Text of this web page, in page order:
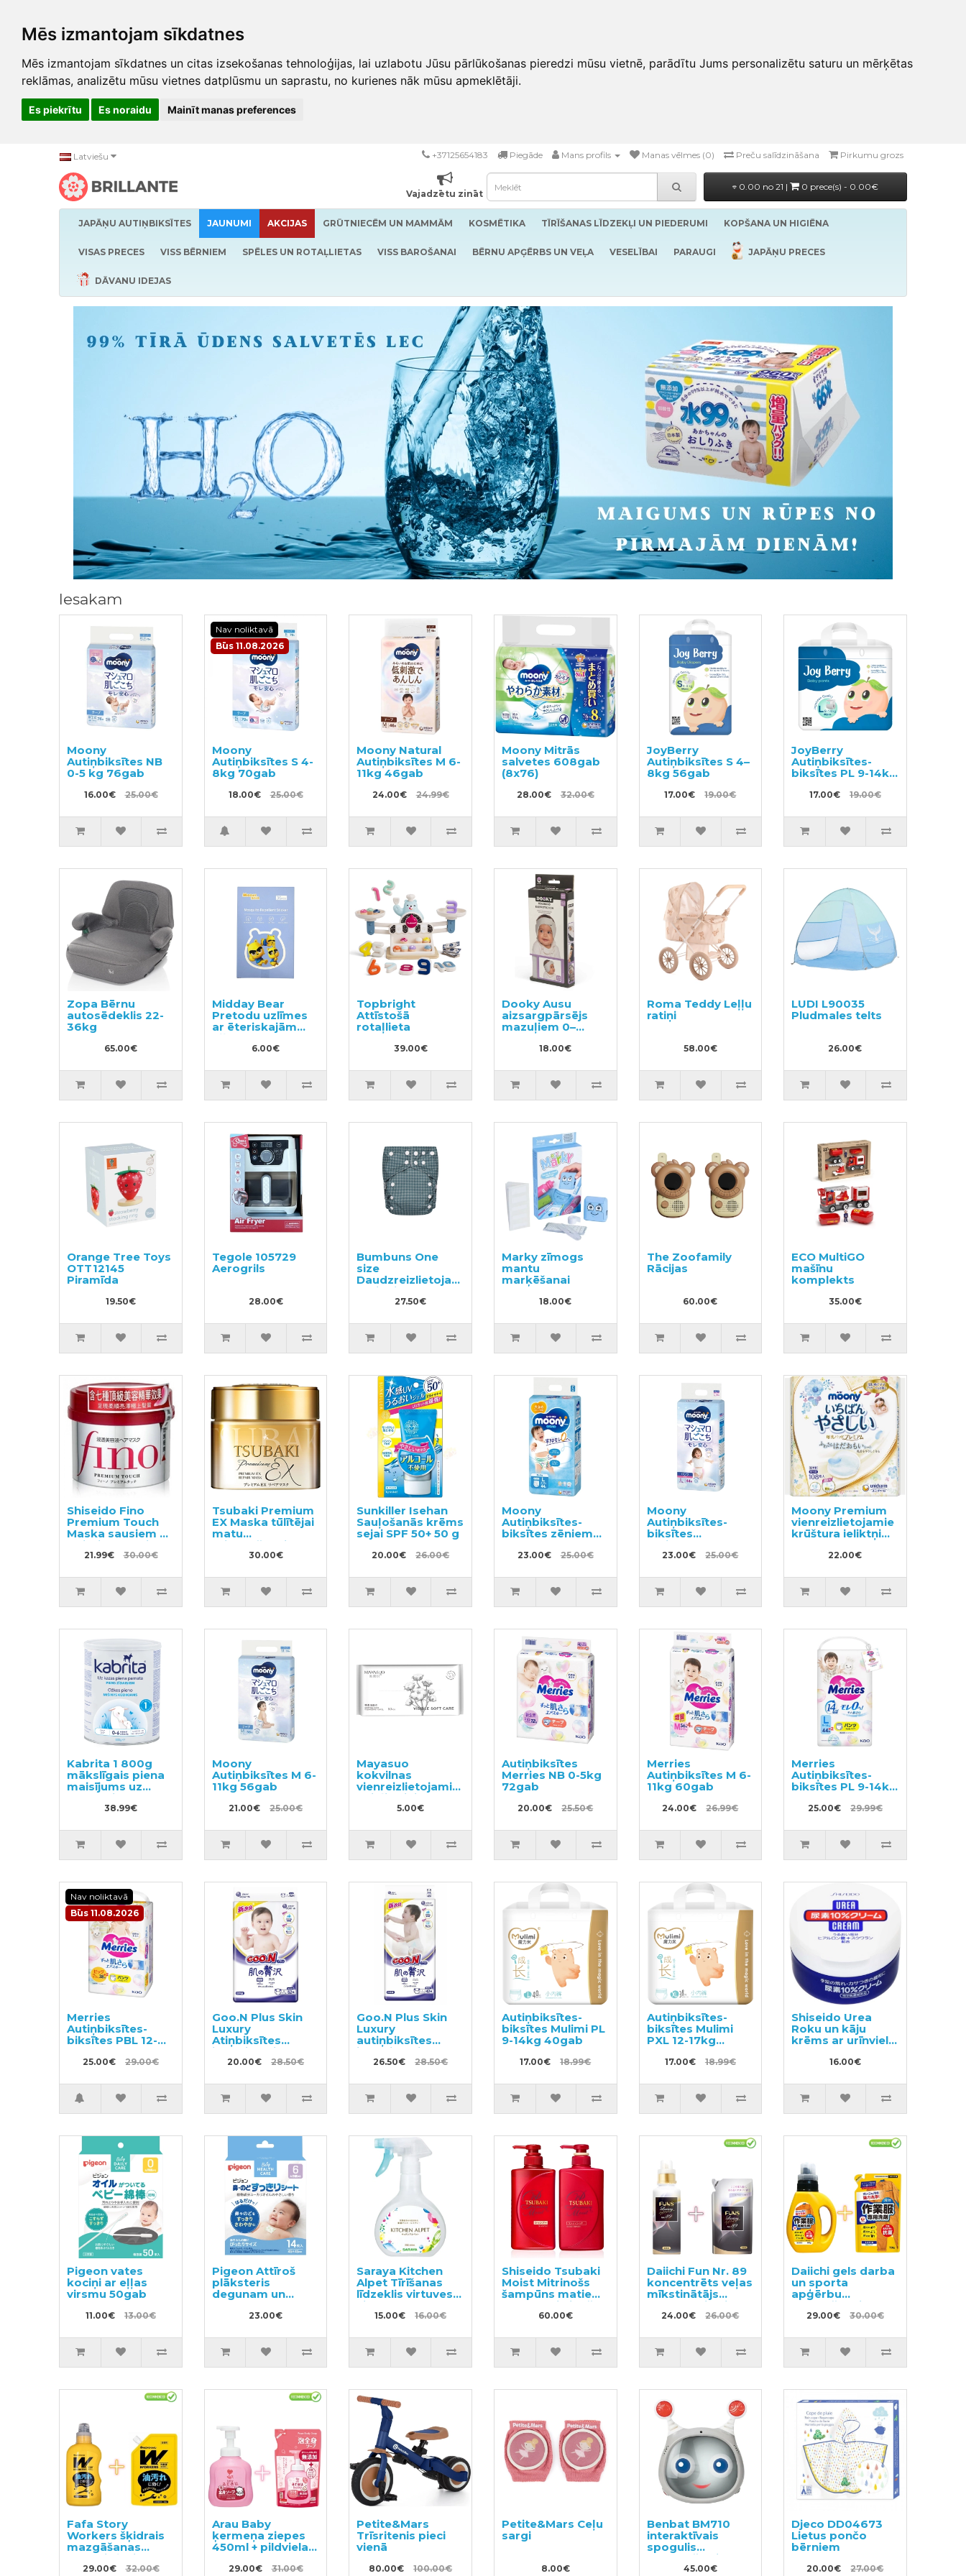
Mēs izmantojam sīkdatnes
Mēs izmantojam sīkdatnes un citas izsekošanas tehnoloģijas, lai uzlabotu Jūsu pārlūkošanas pieredzi mūsu vietnē, parādītu Jums personalizētu saturu un mērķētas
reklāmas, analizētu mūsu vietnes datplūsmu un saprastu, no kurienes nāk mūsu apmeklētāji.
Es piekrītu Es noraidu Mainīt manas preferences
Latviešu +37125654183 Piegāde Mans profils Manas vēlmes (0) Preču salīdzināšana Pirkumu grozs
Vajadzētu zināt
0.00 no 21 | 0 prece(s) - 0.00€
JAPĀŅU AUTIŅBIKSĪTES JAUNUMI AKCIJAS GRŪTNIECĒM UN MAMMĀM KOSMĒTIKA TĪRĪŠANAS LĪDZEKĻI UN PIEDERUMI KOPŠANA UN HIGIĒNA
VISAS PRECES VISS BĒRNIEM SPĒLES UN ROTAĻLIETAS VISS BAROŠANAI BĒRNU APĢĒRBS UN VEĻA VESELĪBAI PARAUGI JAPĀŅU PRECES
DĀVANU IDEJAS
Iesakam
Moony
Autiņbiksītes NB
0-5 kg 76gab
16.00€ 25.00€
Nav noliktavā
Būs 11.08.2026
Moony
Autiņbiksītes S 4-
8kg 70gab
18.00€ 25.00€
Moony Natural
Autiņbiksītes M 6-
11kg 46gab
24.00€ 24.99€
Moony Mitrās
salvetes 608gab
(8x76)
28.00€ 32.00€
JoyBerry
Autiņbiksītes S 4–
8kg 56gab
17.00€ 19.00€
JoyBerry
Autiņbiksītes-
biksītes PL 9-14kg
17.00€ 19.00€
Zopa Bērnu
autosēdeklis 22-
36kg
65.00€
Midday Bear
Pretodu uzlīmes
ar ēteriskajām
eļļām 36gab
6.00€
Topbright
Attīstošā
rotaļlieta
39.00€
Dooky Ausu
aizsargpārsējs
mazuļiem 0–
6mēn
18.00€
Roma Teddy Leļļu
ratiņi
58.00€
LUDI L90035
Pludmales telts
26.00€
Orange Tree Toys
OTT12145
Piramīda
19.50€
Tegole 105729
Aerogrils
28.00€
Bumbuns One
size
Daudzreizlietojamās
autiņbiksītes
27.50€
Marky zīmogs
mantu
marķēšanai
18.00€
The Zoofamily
Rācijas
60.00€
ECO MultiGO
mašīnu
komplekts
35.00€
Shiseido Fino
Premium Touch
Maska sausiem un
bojātiem matiem
230g21.99€ 30.00€
Tsubaki Premium
EX Maska tūlītējai
matu
atjaunošanai 180g
30.00€
Sunkiller Isehan
Sauļošanās krēms
sejai SPF 50+ 50 g
20.00€ 26.00€
Moony
Autiņbiksītes-
biksītes zēniem
23.00€ 25.00€
Moony
Autiņbiksītes-
biksītes
meitenēm PL 9-
14kg 44gab
23.00€ 25.00€
Moony Premium
vienreizlietojamie
krūštura ieliktņi
22.00€
Kabrita 1 800g
mākslīgais piena
maisījums uz
kazas piena
pamata
gremošanai
zīdaiņiem vecumā
38.99€
Moony
Autiņbiksītes M 6-
11kg 56gab
21.00€ 25.00€
Mayasuo
kokvilnas
vienreizlietojamie
dvieļi sejai 60gab
5.00€
Autiņbiksītes
Merries NB 0-5kg
72gab
20.00€ 25.50€
Merries
Autiņbiksītes M 6-
11kg 60gab
24.00€ 26.99€
Merries
Autiņbiksītes-
biksītes PL 9-14kg
25.00€ 29.99€
Nav noliktavā
Būs 11.08.2026
Merries
Autiņbiksītes-
biksītes PBL 12-
25.00€ 29.00€
Goo.N Plus Skin
Luxury
Atiņbiksītes
jutīgai ādai M 6–11
kg 52gab
20.00€ 28.50€
Goo.N Plus Skin
Luxury
autiņbiksītes
jutīgai ādai L 9–14
kg 42gab
26.50€ 28.50€
Autiņbiksītes-
biksītes Mulimi PL
9-14kg 40gab
17.00€ 18.99€
Autiņbiksītes-
biksītes Mulimi
PXL 12-17kg
17.00€ 18.99€
Shiseido Urea
Roku un kāju
krēms ar urīnvielu
16.00€
Pigeon vates
kociņi ar eļļas
virsmu 50gab
11.00€ 13.00€
Pigeon Attīroš
plāksteris
degunam un
eikalipta eļļu no
14gab
23.00€
Saraya Kitchen
Alpet Tīrīšanas
līdzeklis virtuves
virsmām un
traukiem 400ml
15.00€ 16.00€
Shiseido Tsubaki
Moist Mitrinošs
šampūns matiem
490ml+mitrinošs
kondicionieris
60.00€
Daiichi Fun Nr. 89
koncentrēts veļas
mīkstinātājs
600ml + pildviela
480ml
24.00€ 26.00€
Daiichi gels darba
un sporta
apģērbu
mazgāšanai
800ml + pildviela
29.00€ 30.00€
Fafa Story
Workers šķidrais
mazgāšanas
līdzeklis ļoti
netīrai veļai un
29.00€ 32.00€
Arau Baby
ķermeņa ziepes
450ml + pildviela
29.00€ 31.00€
Petite&Mars
Trīsritenis pieci
vienā
80.00€ 100.00€
Petite&Mars Ceļu
sargi
8.00€
Benbat BM710
interaktīvais
spogulis
automašīnai
45.00€
Djeco DD04673
Lietus pončo
bērniem
20.00€ 27.00€